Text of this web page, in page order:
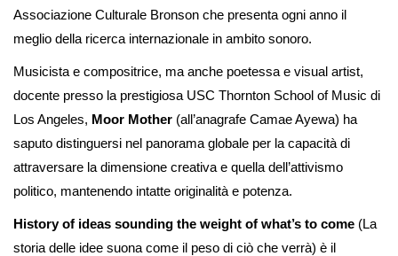
Associazione Culturale Bronson che presenta ogni anno il
meglio della ricerca internazionale in ambito sonoro.
Musicista e compositrice, ma anche poetessa e visual artist,
docente presso la prestigiosa USC Thornton School of Music di
Los Angeles, Moor Mother (all’anagrafe Camae Ayewa) ha
saputo distinguersi nel panorama globale per la capacità di
attraversare la dimensione creativa e quella dell’attivismo
politico, mantenendo intatte originalità e potenza.
History of ideas sounding the weight of what’s to come (La
storia delle idee suona come il peso di ciò che verrà) è il